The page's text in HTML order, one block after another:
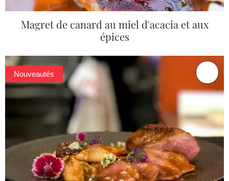
Magret de canard au miel d'acacia et aux
épices
Nouveautés